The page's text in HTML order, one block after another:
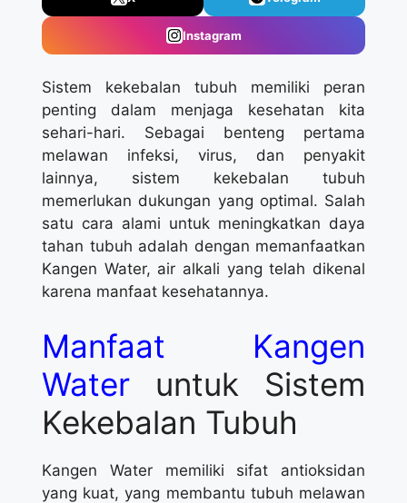
Instagram
Sistem kekebalan tubuh memiliki peran
penting dalam menjaga kesehatan kita
sehari-hari. Sebagai benteng pertama
melawan infeksi, virus, dan penyakit
lainnya, sistem kekebalan tubuh
memerlukan dukungan yang optimal. Salah
satu cara alami untuk meningkatkan daya
tahan tubuh adalah dengan memanfaatkan
Kangen Water, air alkali yang telah dikenal
karena manfaat kesehatannya.
Manfaat Kangen
Water untuk Sistem
Kekebalan Tubuh
Kangen Water memiliki sifat antioksidan
yang kuat, yang membantu tubuh melawan